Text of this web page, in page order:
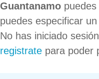
Guantanamo
puedes especificar
No has iniciado
registrate para poder